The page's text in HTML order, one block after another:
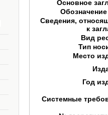
Основное
Сведения,
к
Вид
Тип
Место
Год
Системные